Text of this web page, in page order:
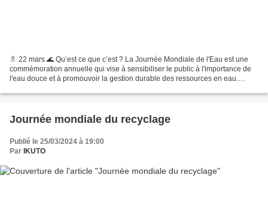
🚿 22 mars 🌊 Qu’est ce que c’est ? La Journée Mondiale de l'Eau est une
commémoration annuelle qui vise à sensibiliser le public à l'importance de
l'eau douce et à promouvoir la gestion durable des ressources en eau.
Journée mondiale du recyclage
Publié le 25/03/2024 à 19:00
Par IKUTO